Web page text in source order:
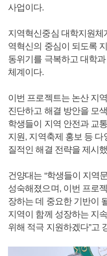
사업이다.​
지역혁신중심 대학지원체
역혁신의 중심이 되도록
동위기를 극복하고 대학
체계이다.
이번 프로젝트는 논산 지
진단하고 해결 방안을 모
학생들이 지역 안전과 교
지원, 지역축제 홍보 등
질적인 해결 전략을 제시
건양대는 “학생들이 지역
성숙해졌으며, 이번 프로
장하는 데 중요한 기반이
지역이 함께 성장하는 지
위해 적극 지원하겠다”고